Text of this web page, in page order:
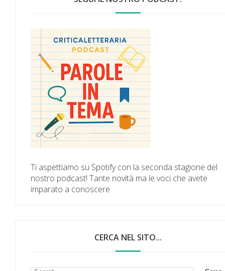
Ti aspettiamo su Spotify con la seconda stagione del
nostro podcast! Tante novità ma le voci che avete
imparato a conoscere.
CERCA NEL SITO...